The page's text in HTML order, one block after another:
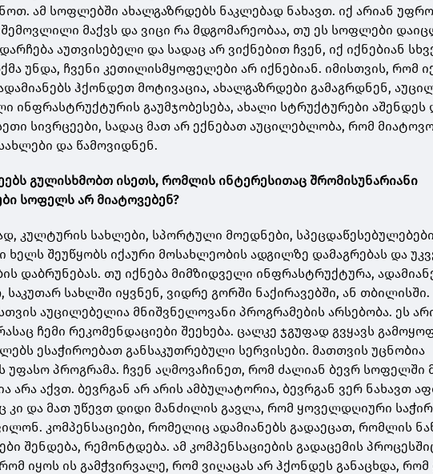
ამ სოფლებში ახალგაზრდებს ნაკლებად ნახავთ. იქ არიან უფრო
მაქვს და ვიცი რა მდგომარეობაა, თუ ეს სოფლები
აუთვისებელი და სადაც არ ვიქნებით ჩვენ, იქ იქნებიან
უნდა, ჩვენი კეთილისმყოფელები არ იქნებიან. იმისთვის, რომ
ჰქონდეთ მოტივაცია, ახალგაზრდები გამაგრდნენ,
ინფრასტრუქტურის გაუმჯობესება, ახალი სტრუქტურები აშენდეს
სივრცეები, სადაც მათ არ ექნებათ აუცილებლობა, რომ
და წამოვიდნენ.
გულისხმობთ ისეთს, რომლის ინტერესითაც შრომისუნარიანი
სოფელს არ მიატოვებენ?
კულტურის სახლები, სპორტული მოედნები,
ხელს შეუწყობს იქაური მოსახლეობის ადგილზე დამაგრებას და
დაბრუნებას. თუ იქნება მიმზიდველი ინფრასტრუქტურა,
საკუთარ სახლში იყვნენ, ვიდრე გორში ნაქირავებში, ან თბილისში.
აუცილებელია მნიშვნელოვანი პროგრამების არსებობა. ეს
ჩემი რეკომენდაციები შეეხება. ცალკე ჯგუფად გვყავს
ესაჭიროებათ განსაკუთრებული სერვისები. მათთვის უცნობია
უფასო პროგრამა. ჩვენ აღმოვაჩინეთ, რომ ძალიან ბევრ სოფელში
არა აქვთ. ბევრგან არ არის ამბულატორია, ბევრგან ვერ ნახავთ
კი და მათ უწევთ დიდი მანძილის გავლა, რომ ყოველდღიური
კომპენსაციები, რომელიც ადამიანებს გადაეცათ, რომლის
შენდება, რემონტდება. ამ კომპენსაციების გადაცემის
იყოს ის გამჭვირვალე, რომ ვიღაცას არ ჰქონდეს განაცხდა, რომ